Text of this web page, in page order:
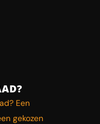
Een
gekozen